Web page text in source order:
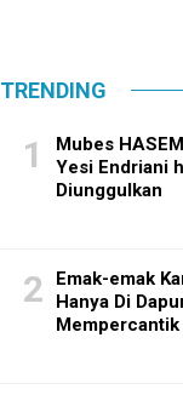
TRENDING
Mubes
Yesi Endriani
Diunggulkan
Emak-emak
Hanya Di
Mempercantik